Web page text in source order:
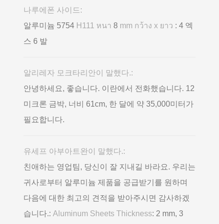
나루에폰 사이드:
알루미늄 5754 H111 หนา 8 mm กว้าง x ยาว : 4 엑
스 6 발
알리레자 모크타리안이 말했다.:
안녕하세요, 좋습니다. 이란에서 전화했습니다. 12
미크론 금박, 너비 61cm, 한 달에 약 35,000미터가
필요합니다.
유세프 아부아트완이 말했다.:
친애하는 영업팀, 당신이 잘 지내길 바라요. 우리는
귀사로부터 알루미늄 제품을 공급받기를 원하며
다음에 대한 최고의 견적을 받아주시면 감사하겠
습니다.: Aluminum Sheets Thickness: 2 mm, 3